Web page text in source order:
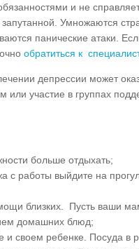
и не
запутанной. Умножаются
панические атаки.
обратиться к
депрессии может
или участие в группах
больше отдыхать;
с работы выйдите на
близких. Пусть ваши
домашних блюд;
и своем ребенке. Посуда